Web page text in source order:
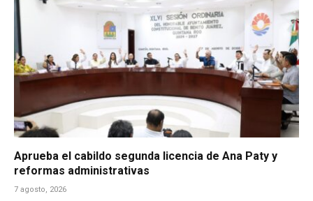
Aprueba el cabildo segunda licencia de Ana Paty y
reformas administrativas
7 agosto, 2026